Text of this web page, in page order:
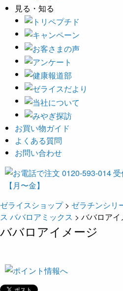
見る・知る
お買い物ガイド
よくある質問
お問い合わせ
ゼライスショップ> ゼラチンシリ
ス ババロアミックス > ババロアイ
ババロアイメージ